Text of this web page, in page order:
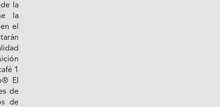
la
la
el
1
El
de
de